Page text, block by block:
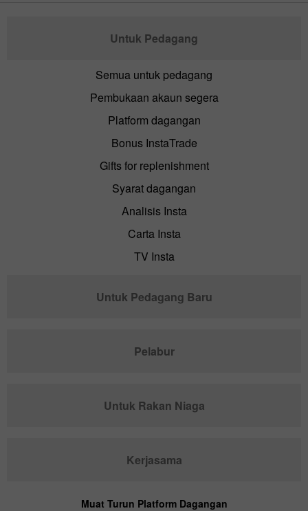
Untuk Pedagang
Semua untuk pedagang
Pembukaan akaun segera
Platform dagangan
Bonus InstaTrade
Gifts for replenishment
Syarat dagangan
Analisis Insta
Carta Insta
TV Insta
Untuk Pedagang Baru
Pelabur
Untuk Rakan Niaga
Kerjasama
Muat Turun Platform Dagangan